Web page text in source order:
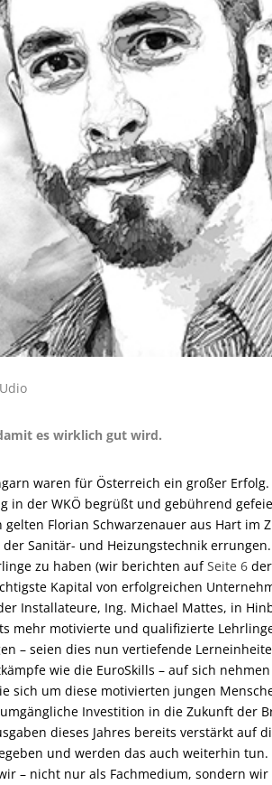
es wirklich gut wird.
waren für Österreich ein großer
in der WKÖ begrüßt und gebührend
Florian Schwarzenauer aus Hart im
Sanitär- und Heizungstechnik
zu haben (wir berichten aufSeite 6
Kapital von erfolgreichen
Installateure, Ing. Michael Mattes, in
mehr motivierte und qualifizierte
– seien dies nun vertiefende
wie die EuroSkills – auf sich
sich um diese motivierten jungen
Investition in die Zukunft der
dieses Jahres bereits verstärkt auf
und werden das auch weiterhin
– nicht nur als Fachmedium, sondern